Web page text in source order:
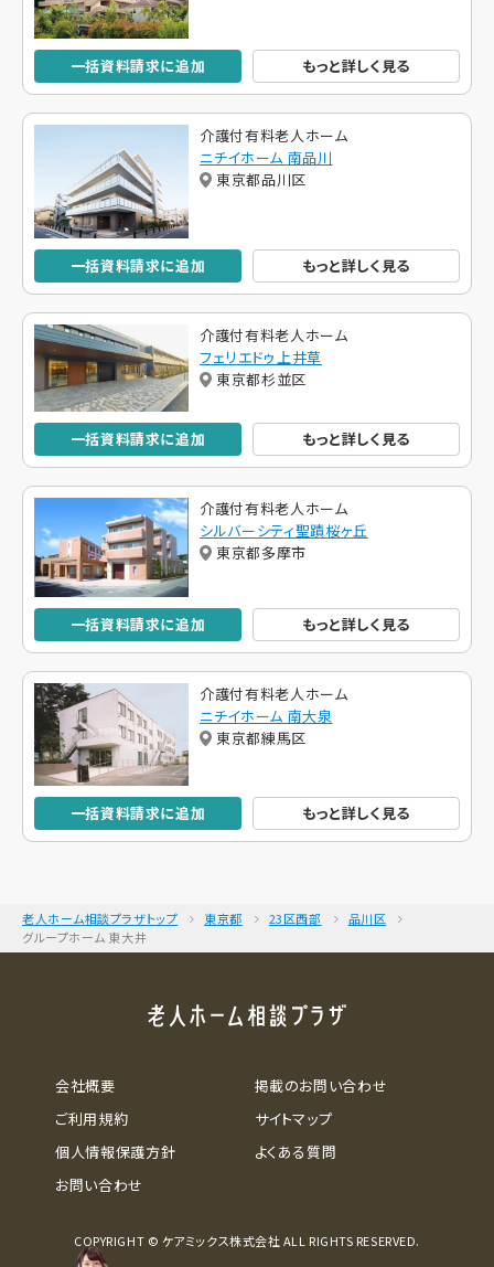
一括資料請求に追加 もっと詳しく見る
介護付有料老人ホーム
ニチイホーム 南品川
東京都品川区
一括資料請求に追加 もっと詳しく見る
介護付有料老人ホーム
フェリエドゥ上井草
東京都杉並区
一括資料請求に追加 もっと詳しく見る
介護付有料老人ホーム
シルバーシティ聖蹟桜ヶ丘
東京都多摩市
一括資料請求に追加 もっと詳しく見る
介護付有料老人ホーム
ニチイホーム 南大泉
東京都練馬区
一括資料請求に追加 もっと詳しく見る
老人ホーム相談プラザトップ 東京都 23区西部
品川区
グループホーム 東大井
会社概要
ご利用規約
個人情報保護方針
お問い合わせ
掲載のお問い合わせ
サイトマップ
よくある質問
COPYRIGHT © ケアミックス株式会社 ALL RIGHTS RESERVED.